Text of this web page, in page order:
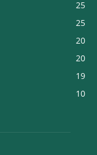
25
25
20
20
19
10